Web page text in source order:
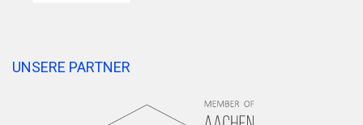
UNSERE PARTNER